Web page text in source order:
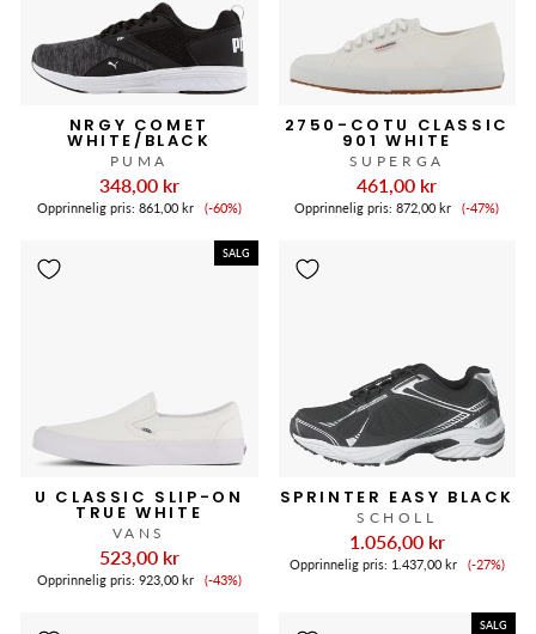
NRGY COMET
WHITE/BLACK
PUMA
348,00 kr
Opprinnelig pris: 861,00 kr Salgspris
(-60%)
2750-COTU CLASSIC
901 WHITE
SUPERGA
461,00 kr
Opprinnelig pris:872,00 kr Salgspris
(-47%)
SALG
U CLASSIC SLIP-ON
TRUE WHITE
VANS
523,00 kr
Opprinnelig pris: 923,00 kr Salgspris
(-43%)
SPRINTER EASY BLACK
SCHOLL
1.056,00 kr
Opprinnelig pris: 1.437,00 kr (-27%)
SALG